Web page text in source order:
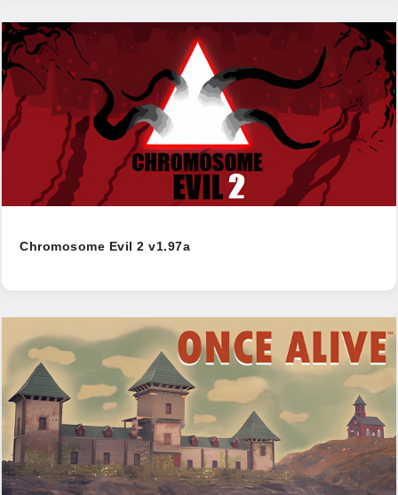
Chromosome Evil 2 v1.97a